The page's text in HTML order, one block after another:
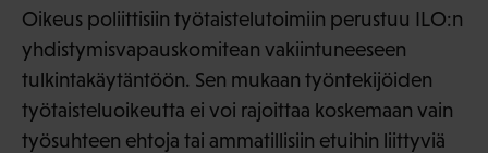
Oikeus poliittisiin työtaistelutoimiin perustuu ILO:n
yhdistymisvapauskomitean vakiintuneeseen
tulkintakäytäntöön. Sen mukaan työntekijöiden
työtaisteluoikeutta ei voi rajoittaa koskemaan vain
työsuhteen ehtoja tai ammatillisiin etuihin liittyviä